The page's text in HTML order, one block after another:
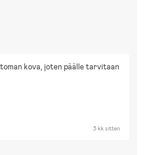
kova, joten päälle tarvitaan
3 kk sitten